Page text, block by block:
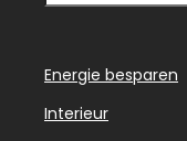
Energie besparen
Interieur